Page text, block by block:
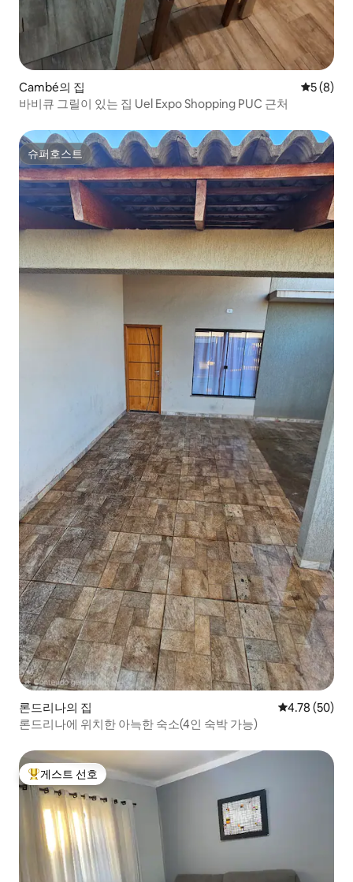
Cambé의 집 평점 5점
5 (8)
바비큐 그릴이 있는 집 Uel Expo Shopping PUC 근처
슈퍼호스트
슈퍼호스트
론드리나의 집 평점 4.78점(5
4.78 (50)
론드리나에 위치한 아늑한 숙소(4인 숙박 가능)
상위 게스트 선호
게스트 선호